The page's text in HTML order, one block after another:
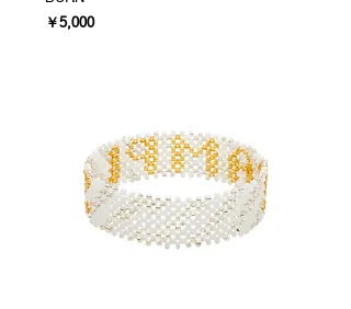
価格
￥5,000